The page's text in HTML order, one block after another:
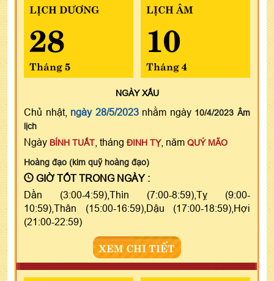
LỊCH DƯƠNG
28
Tháng 5
LỊCH ÂM
10
Tháng 4
NGÀYXẤU
Chủ nhật, ngày 28/5/2023nhằm ngày 10/4/2023 Âm
lịch
Ngày BÍNH TUẤT , tháng ĐINH TỴ, năm QUÝ MÃO
Hoàng đạo (kim quỹ hoàng đạo)
GIỜ TỐT TRONG NGÀY :
Dần (3:00-4:59),Thìn (7:00-8:59),Tỵ (9:00-
10:59),Thân (15:00-16:59),Dậu (17:00-18:59),Hợi
(21:00-22:59)
XEM CHI TIẾT